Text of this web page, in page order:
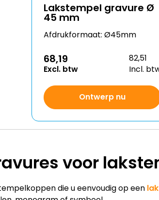
Lakstempel gravure Ø
45 mm
Afdrukformaat: Ø45mm
68,19
Excl. btw
82,51
Incl.
Ontwerp nu
voor
die u eenvoudig op een